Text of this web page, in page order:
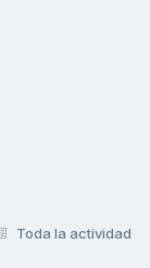
Toda la actividad